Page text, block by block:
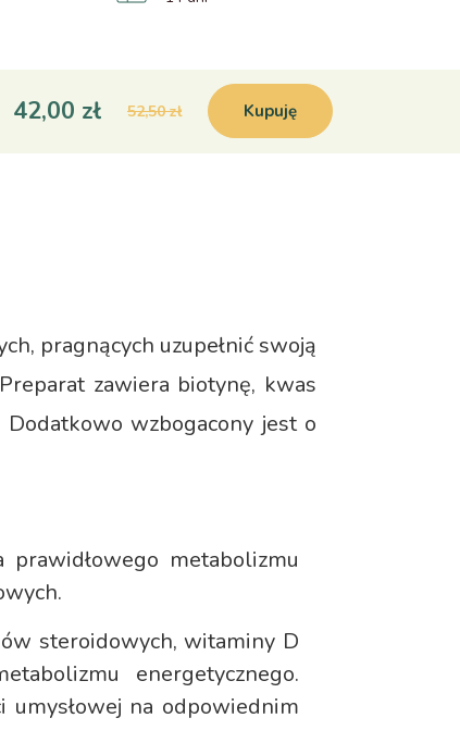
42,00 zł 52,50 zł Kupuję
pragnących uzupełnić swoją
zawiera biotynę, kwas
wzbogacony jest o
metabolizmu
steroidowych, witaminy D
energetycznego.
umysłowej na odpowiednim